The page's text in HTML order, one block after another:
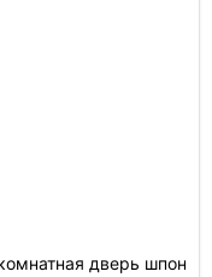
дверь шпон